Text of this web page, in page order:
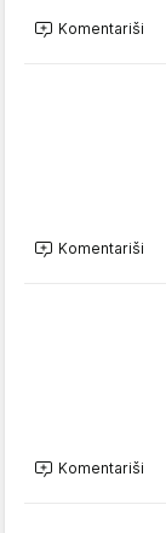
Komentariši
Komentariši
Komentariši